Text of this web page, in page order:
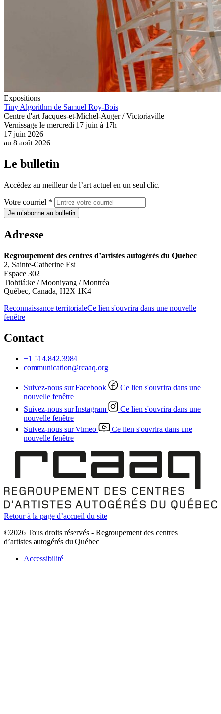
Expositions
Tiny Algorithm de Samuel Roy-Bois
Centre d'art Jacques-et-Michel-Auger / Victoriaville
Vernissage le mercredi 17 juin à 17h
17 juin 2026
au 8 août 2026
Le bulletin
Accédez au meilleur de l’art actuel en un seul clic.
Votre courriel *
Je m’abonne au bulletin
Adresse
Regroupement des centres d’artistes autogérés du Québec
2, Sainte-Catherine Est
Espace 302
Tiohtiá:ke / Mooniyang / Montréal
Québec, Canada, H2X 1K4
Reconnaissance territorialeCe lien s'ouvrira dans une nouvelle
fenêtre
Contact
+1 514.842.3984
communication@rcaaq.org
Suivez-nous sur Facebook
Ce lien s'ouvrira dans une
nouvelle fenêtre
Suivez-nous sur Instagram
Ce lien s'ouvrira dans une
nouvelle fenêtre
Suivez-nous sur Vimeo
Ce lien s'ouvrira dans une
nouvelle fenêtre
Retour à la page d’accueil du site
©2026 Tous droits réservés - Regroupement des centres
d’artistes autogérés du Québec
Accessibilité